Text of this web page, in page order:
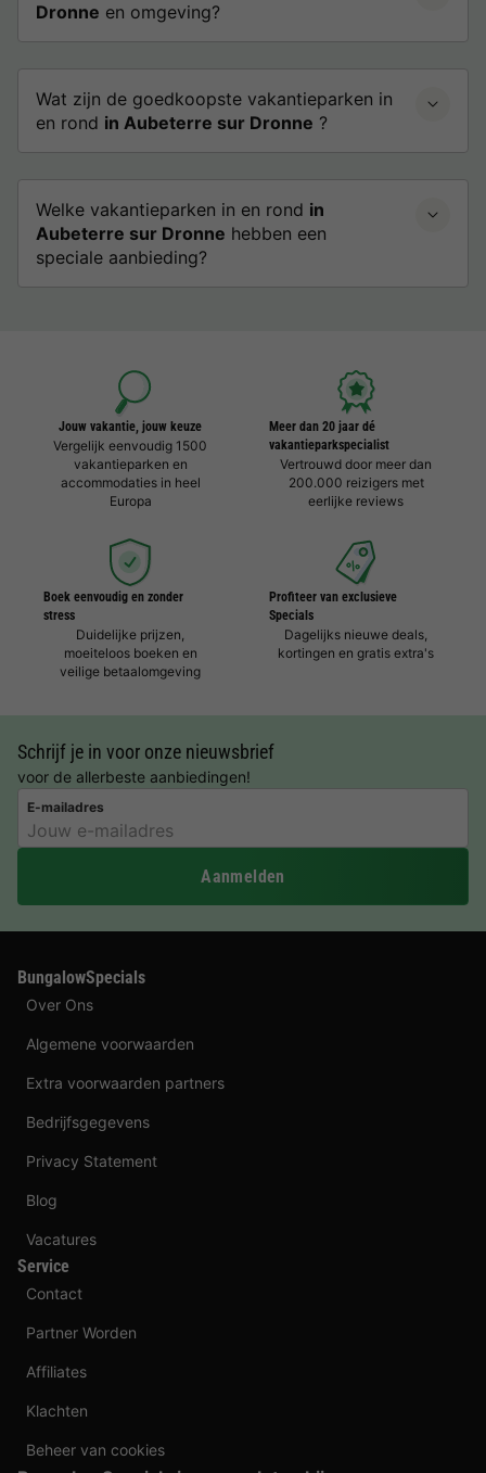
Dronne en omgeving?
Wat zijn de goedkoopste vakantieparken in
en rond in Aubeterre sur Dronne ?
Welke vakantieparken in en rond in
Aubeterre sur Dronne hebben een
speciale aanbieding?
Jouw vakantie, jouw keuze
Vergelijk eenvoudig 1500
vakantieparken en
accommodaties in heel
Europa
Meer dan 20 jaar dé
vakantieparkspecialist
Vertrouwd door meer dan
200.000 reizigers met
eerlijke reviews
Boek eenvoudig en zonder
stress
Duidelijke prijzen,
moeiteloos boeken en
veilige betaalomgeving
Profiteer van exclusieve
Specials
Dagelijks nieuwe deals,
kortingen en gratis extra's
Schrijf je in voor onze nieuwsbrief
voor de allerbeste aanbiedingen!
E-mailadres
Aanmelden
BungalowSpecials
Over Ons
Algemene voorwaarden
Extra voorwaarden partners
Bedrijfsgegevens
Privacy Statement
Blog
Vacatures
Service
Contact
Partner Worden
Affiliates
Klachten
Beheer van cookies